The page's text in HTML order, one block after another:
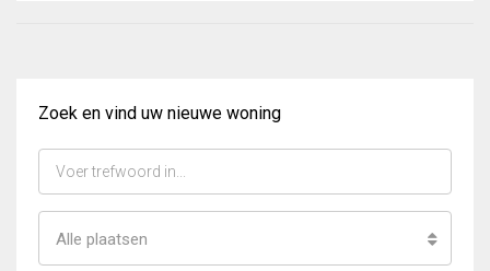
Zoek en vind uw nieuwe woning
Alle plaatsen